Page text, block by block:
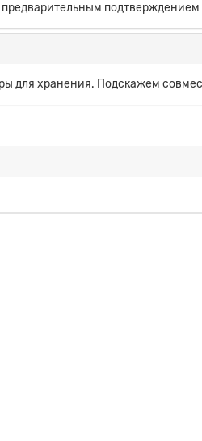
подтверждением
для хранения. Подскажем